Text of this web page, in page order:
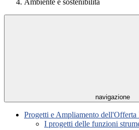
Ambiente e sostenibilità
navigazione
Progetti e Ampliamento dell'Offerta
I progetti delle funzioni